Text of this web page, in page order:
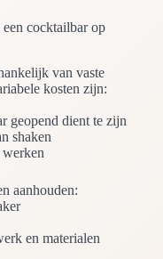
cocktailbar op
van vaste
kosten zijn:
geopend dient te zijn
shaken
werken
aanhouden:
en materialen